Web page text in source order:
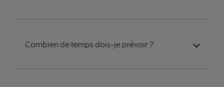
Combien de temps dois-je prévoir ?